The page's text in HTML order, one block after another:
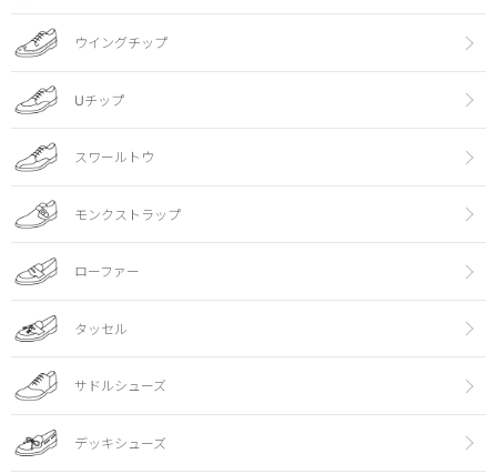
ウイングチップ
Uチップ
スワールトウ
モンクストラップ
ローファー
タッセル
サドルシューズ
デッキシューズ